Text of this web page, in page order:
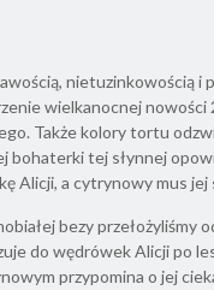
nietuzinkowością i
wielkanocnej
Także kolory tortu
bohaterki tej słynnej
Alicji, a cytrynowy mus jej
bezy przełożyliśmy
do wędrówek Alicji po
przypomina o jej